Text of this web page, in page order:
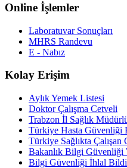
Online İşlemler
Laboratuvar Sonuçları
MHRS Randevu
E - Nabız
Kolay Erişim
Aylık Yemek Listesi
Doktor Çalışma Cetveli
Trabzon İl Sağlık
Türkiye Hasta Güvenliği
Türkiye Sağlıkta
Bakanlık Bilgi Güvenliği
Bilgi Güvenliği İhlal